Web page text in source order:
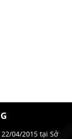
04/2015 tại Sở